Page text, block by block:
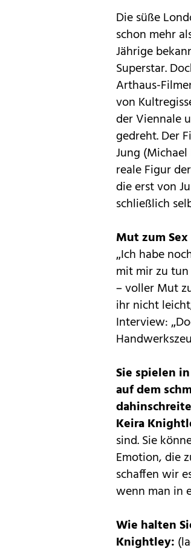
Die süße
schon mehr
Jährige
Superstar.
Arthaus-
von
der Viennale
gedreht. Der
Jung
reale Figur
die erst von
schließlich
Mut zum Sex
„Ich habe
mit mir zu tun
– voller Mut
ihr nicht
Interview:
Sie spielen
auf dem
Keira
sind. Sie
Emotion, die
schaffen wir
wenn man in
Wie halten
Knightley: